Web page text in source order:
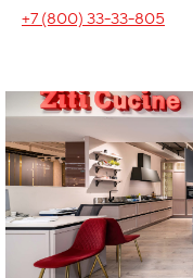
+7 (800) 33-33-805